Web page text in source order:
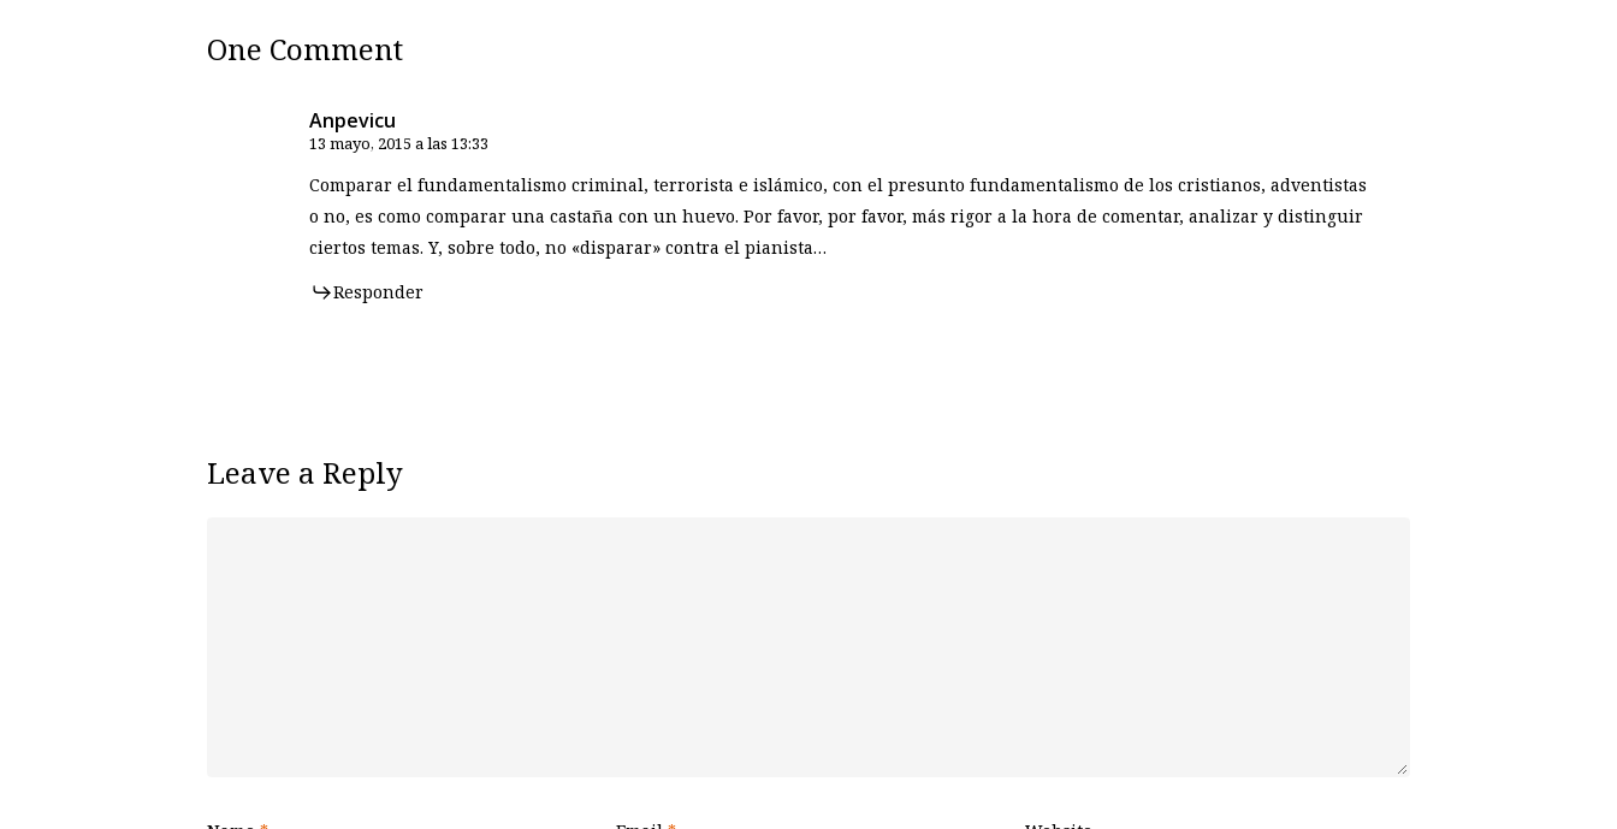
One Comment
Anpevicu
13 mayo, 2015 a las 13:33
Comparar el fundamentalismo criminal, terrorista e islámico, con el presunto fundamentalismo de los cristianos, adventistas
o no, es como comparar una castaña con un huevo. Por favor, por favor, más rigor a la hora de comentar, analizar y distinguir
ciertos temas. Y, sobre todo, no «disparar» contra el pianista…
Responder
Leave a Reply